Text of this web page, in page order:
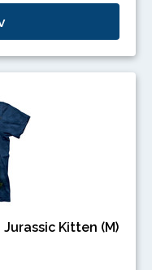
Jurassic Kitten (M)